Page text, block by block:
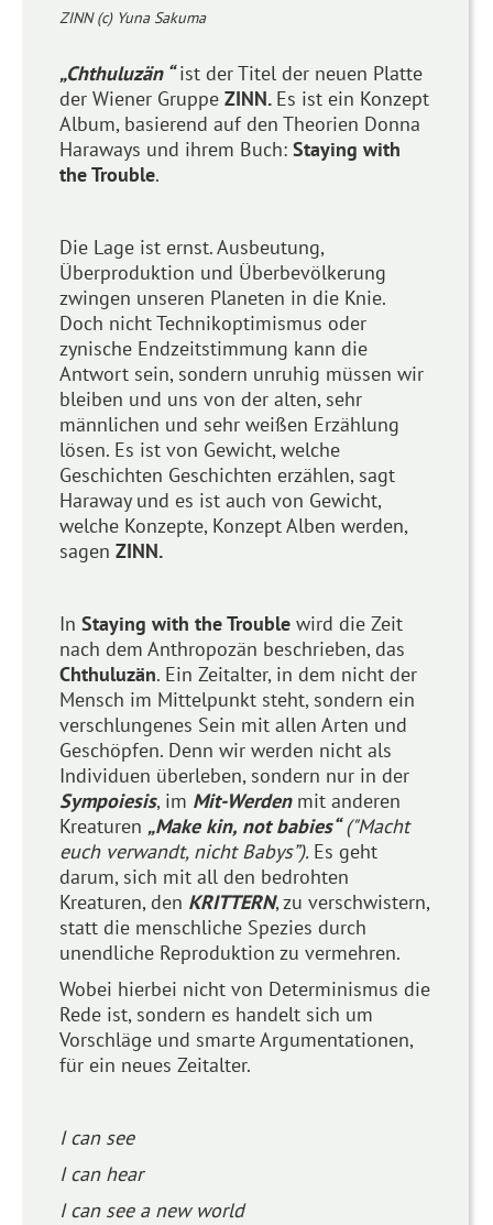
ZINN (c) Yuna Sakuma
„Chthuluzän “ist der Titel der neuen Platte
der Wiener GruppeZINN. Es ist ein Konzept
Album, basierend auf den Theorien Donna
Haraways und ihrem Buch:Staying with
the Trouble.
Die Lage ist ernst. Ausbeutung,
Überproduktion und Überbevölkerung
zwingen unseren Planeten in die Knie.
Doch nicht Technikoptimismus oder
zynische Endzeitstimmung kann die
Antwort sein, sondern unruhig müssen wir
bleiben und uns von der alten, sehr
männlichen und sehr weißen Erzählung
lösen. Es ist von Gewicht, welche
Geschichten Geschichten erzählen, sagt
Haraway und es ist auch von Gewicht,
welche Konzepte, Konzept Alben werden,
sagenZINN.
InStaying with the Troublewird die Zeit
nach dem Anthropozän beschrieben, das
Chthuluzän. Ein Zeitalter, in dem nicht der
Mensch im Mittelpunkt steht, sondern ein
verschlungenes Sein mit allen Arten und
Geschöpfen. Denn wir werden nicht als
Individuen überleben, sondern nur in der
Sympoiesis, im Mit-Werden mit anderen
Kreaturen „Make kin, not babies“("Macht
euch verwandt, nicht Babys”). Es geht
darum, sich mit all den bedrohten
Kreaturen, den KRITTERN, zu verschwistern,
statt die menschliche Spezies durch
unendliche Reproduktion zu vermehren.
Wobei hierbei nicht von Determinismus die
Rede ist, sondern es handelt sich um
Vorschläge und smarte Argumentationen,
für ein neues Zeitalter.
I can see
I can hear
I can see a new world